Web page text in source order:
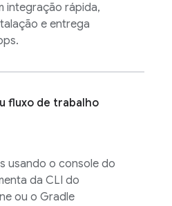
integração rápida,
e entrega
fluxo de trabalho
usando o console do
da CLI do
ou o Gradle